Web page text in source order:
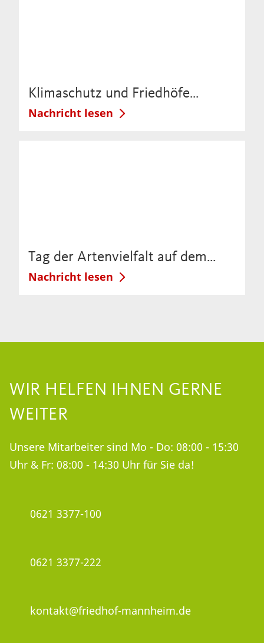
Klimaschutz und Friedhöfe…
Nachricht lesen
Tag der Artenvielfalt auf dem…
Nachricht lesen
WIR HELFEN IHNEN GERNE
WEITER
Unsere Mitarbeiter sind Mo - Do: 08:00 - 15:30
Uhr & Fr: 08:00 - 14:30 Uhr für Sie da!
0621 3377-100
0621 3377-222
kontakt@friedhof-mannheim.de